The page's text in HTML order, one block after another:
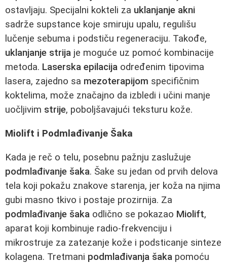
ostavljaju. Specijalni kokteli za uklanjanje akni
sadrže supstance koje smiruju upalu, regulišu
lučenje sebuma i podstiču regeneraciju. Takođe,
uklanjanje strija je moguće uz pomoć kombinacije
metoda. Laserska epilacija određenim tipovima
lasera, zajedno sa mezoterapijom specifičnim
koktelima, može značajno da izbledi i učini manje
uočljivim strije, poboljšavajući teksturu kože.
Miolift i Podmlađivanje Šaka
Kada je reč o telu, posebnu pažnju zaslužuje
podmlađivanje šaka. Šake su jedan od prvih delova
tela koji pokažu znakove starenja, jer koža na njima
gubi masno tkivo i postaje prozirnija. Za
podmlađivanje šaka odlično se pokazao Miolift,
aparat koji kombinuje radio-frekvenciju i
mikrostruje za zatezanje kože i podsticanje sinteze
kolagena. Tretmani podmlađivanja šaka pomoću